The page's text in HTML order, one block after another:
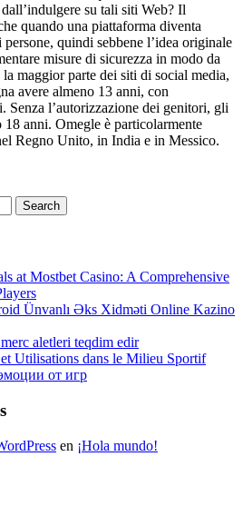
su tali siti Web? Il
quando una piattaforma diventa
quindi sebbene l’idea originale
misure di sicurezza in modo da
maggior parte dei siti di social media,
avere almeno 13 anni, con
Senza l’autorizzazione dei genitori, gli
anni. Omegle è particolarmente
Regno Unito, in India e in Messico.
Search
at Mostbet Casino: A Comprehensive
Ünvanlı Əks Xidməti Online Kazino
aletleri teqdim edir
Utilisations dans le Milieu Sportif
от игр
en ¡Hola mundo!